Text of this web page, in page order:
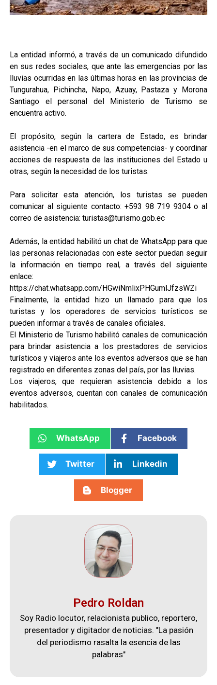
La entidad informó, a través de un comunicado difundido
en sus redes sociales, que ante las emergencias por las
lluvias ocurridas en las últimas horas en las provincias de
Tungurahua, Pichincha, Napo, Azuay, Pastaza y Morona
Santiago el personal del Ministerio de Turismo se
encuentra activo.
El propósito, según la cartera de Estado, es brindar
asistencia -en el marco de sus competencias- y coordinar
acciones de respuesta de las instituciones del Estado u
otras, según la necesidad de los turistas.
Para solicitar esta atención, los turistas se pueden
comunicar al siguiente contacto: +593 98 719 9304 o al
correo de asistencia: turistas@turismo.gob.ec
Además, la entidad habilitó un chat de WhatsApp para que
las personas relacionadas con este sector puedan seguir
la información en tiempo real, a través del siguiente
enlace:
https://chat.whatsapp.com/HGwiNmlixPHGumlJfzsWZi
Finalmente, la entidad hizo un llamado para que los
turistas y los operadores de servicios turísticos se
pueden informar a través de canales oficiales.
El Ministerio de Turismo habilitó canales de comunicación
para brindar asistencia a los prestadores de servicios
turísticos y viajeros ante los eventos adversos que se han
registrado en diferentes zonas del país, por las lluvias.
Los viajeros, que requieran asistencia debido a los
eventos adversos, cuentan con canales de comunicación
habilitados.
WhatsApp Facebook
Twitter Linkedin
Blogger
Pedro Roldan
Soy Radio locutor, relacionista publico, reportero,
presentador y digitador de noticias. "La pasión
del periodismo rasalta la esencia de las
palabras"